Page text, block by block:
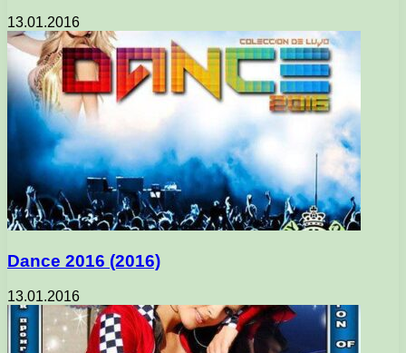
13.01.2016
Dance 2016 (2016)
13.01.2016